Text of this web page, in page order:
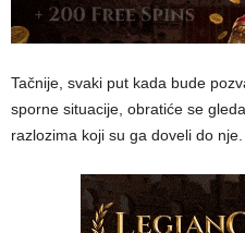
Tačnije, svaki put kada bude
sporne situacije, obratiće se
razlozima koji su ga doveli do nje.